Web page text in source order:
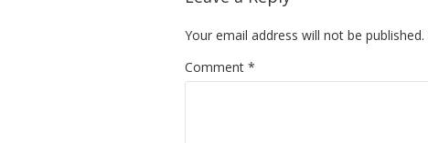
Your email address will not be published.
Comment *